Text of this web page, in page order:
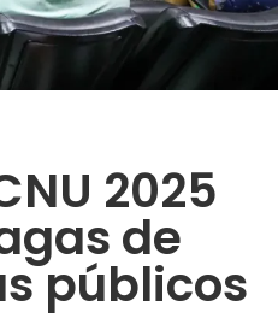
2025
de
públicos